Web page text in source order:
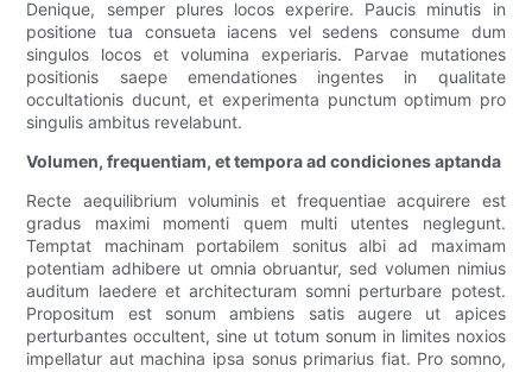
Denique, semper plures locos experire. Paucis minutis in
positione tua consueta iacens vel sedens consume dum
singulos locos et volumina experiaris. Parvae mutationes
positionis saepe emendationes ingentes in qualitate
occultationis ducunt, et experimenta punctum optimum pro
singulis ambitus revelabunt.
Volumen, frequentiam, et tempora ad condiciones aptanda
Recte aequilibrium voluminis et frequentiae acquirere est
gradus maximi momenti quem multi utentes neglegunt.
Temptat machinam portabilem sonitus albi ad maximam
potentiam adhibere ut omnia obruantur, sed volumen nimius
auditum laedere et architecturam somni perturbare potest.
Propositum est sonum ambiens satis augere ut apices
perturbantes occultent, sine ut totum sonum in limites noxios
impellatur aut machina ipsa sonus primarius fiat. Pro somno,